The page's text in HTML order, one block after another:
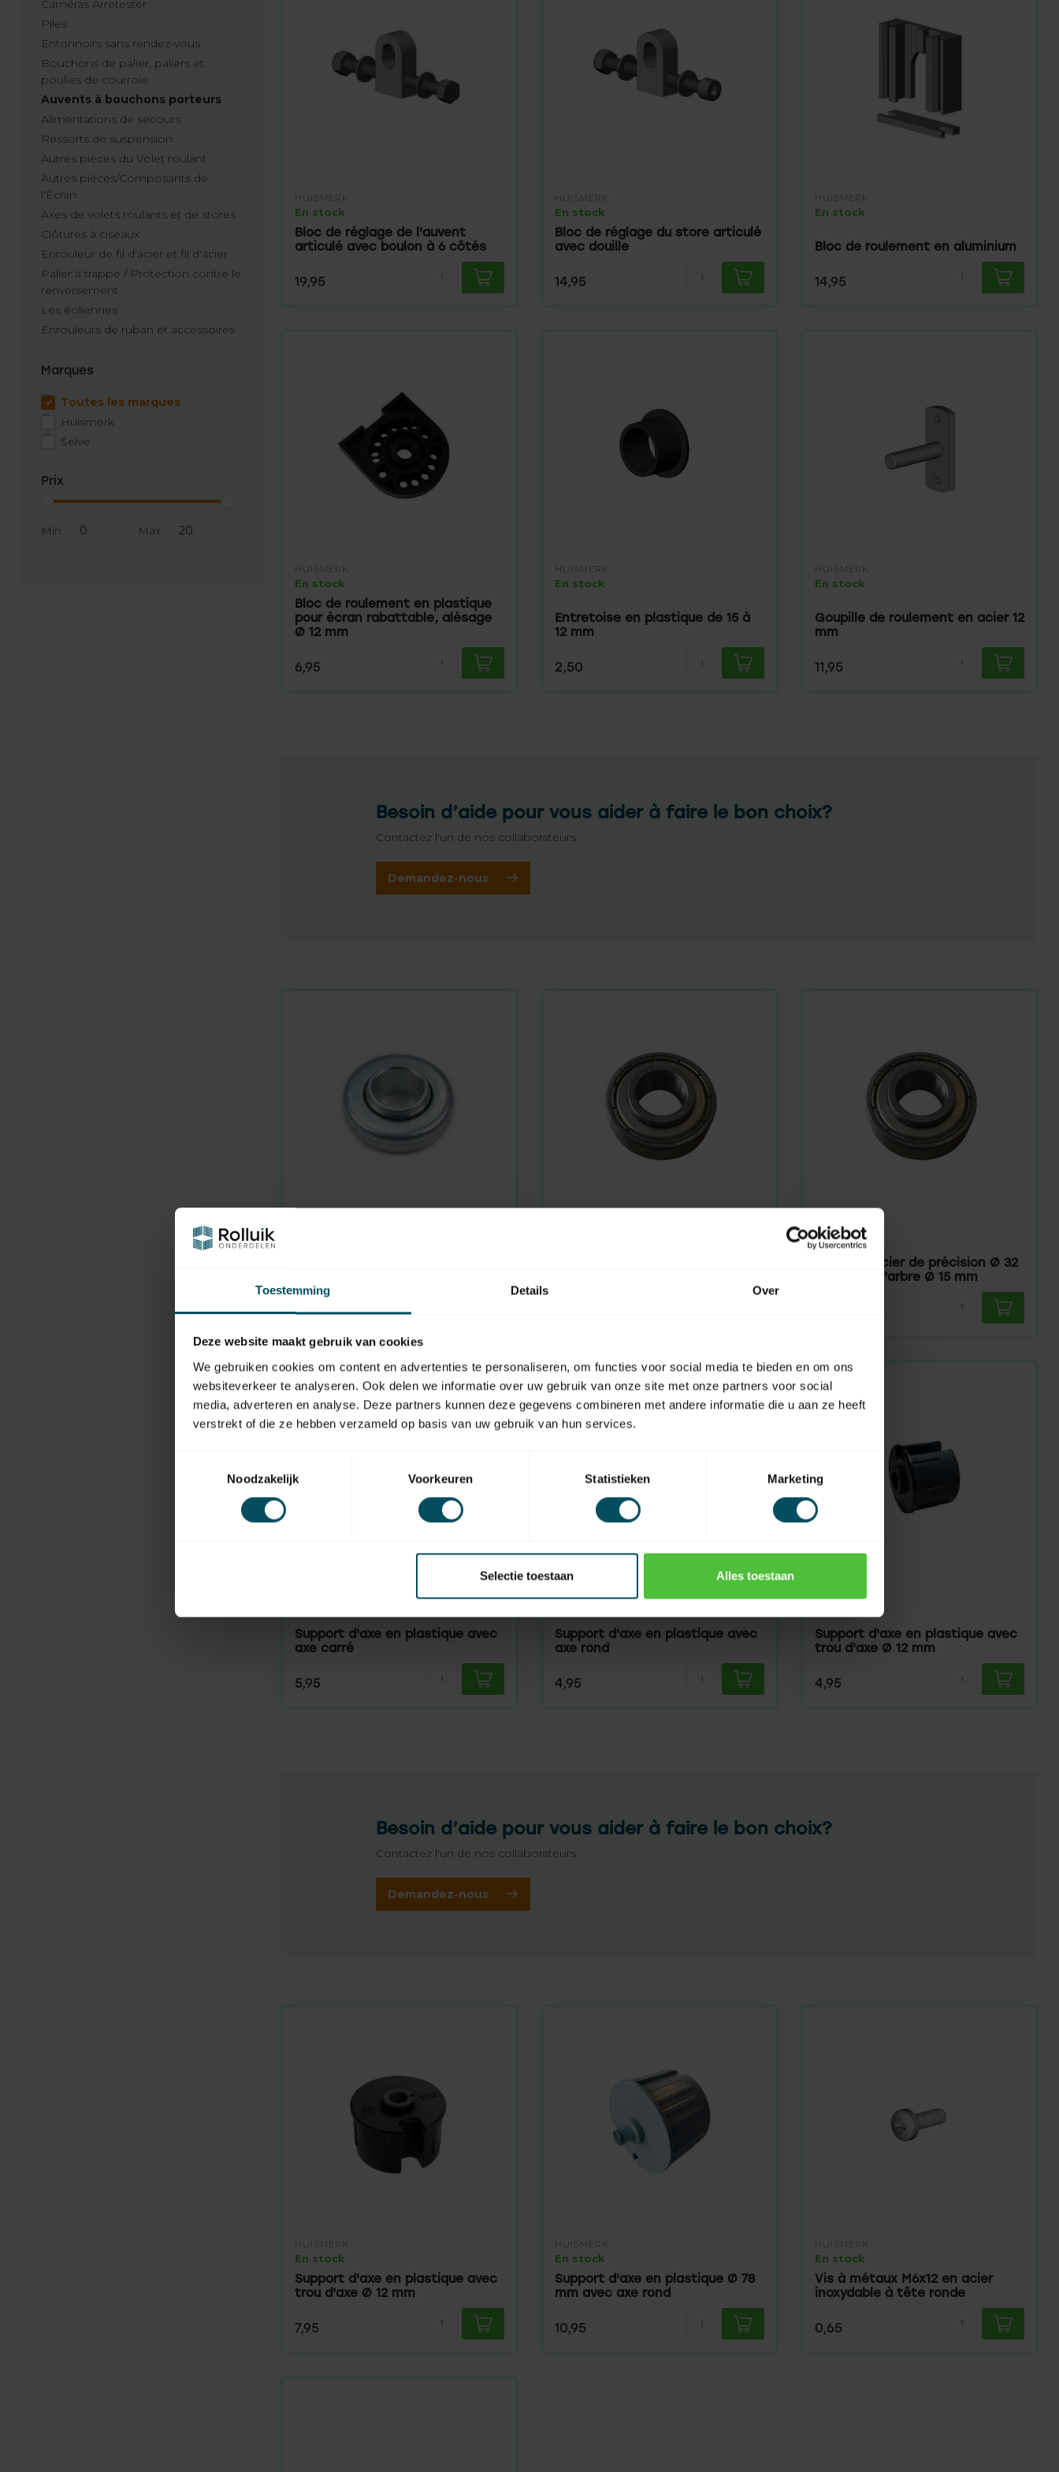
Toestemming Details Over
Deze website maakt gebruik van cookies
We gebruiken cookies om content en advertenties te personaliseren, om functies voor social media te bieden en om ons
websiteverkeer te analyseren. Ook delen we informatie over uw gebruik van onze site met onze partners voor social
media, adverteren en analyse. Deze partners kunnen deze gegevens combineren met andere informatie die u aan ze heeft
verstrekt of die ze hebben verzameld op basis van uw gebruik van hun services.
Noodzakelijk
Voorkeuren Statistieken Marketing
Selectie toestaan Alles toestaan
Caméras Arretester
Piles
Entonnoirs sans rendez-vous
Bouchons de palier, paliers et
poulies de courroie
Auvents à bouchons porteurs
Alimentations de secours
Ressorts de suspension
Autres pièces du Volet roulant
Autres pièces/Composants de
l'Écran
Axes de volets roulants et de stores
Clôtures à ciseaux
Enrouleur de fil d'acier et fil d'acier
Palier à trappe / Protection contre le
renversement
Les éoliennes
Enrouleurs de ruban et accessoires
Marques
Toutes les marques
Huismerk
Selve
Prix
Min Max
HUISMERK
En stock
Bloc de réglage de l'auvent
articulé avec boulon à 6 côtés
19,95
HUISMERK
En stock
Bloc de réglage du store articulé
avec douille
14,95
HUISMERK
En stock
Bloc de roulement en aluminium
14,95
HUISMERK
En stock
Bloc de roulement en plastique
pour écran rabattable, alésage
Ø 12 mm
6,95
HUISMERK
En stock
Entretoise en plastique de 15 à
12 mm
2,50
HUISMERK
En stock
Goupille de roulement en acier 12
mm
11,95
Besoin d’aide pour vous aider à faire le bon choix?
Contactez l'un de nos collaborateurs
Demandez-nous
4,95
SELVE
En stock
Palier en acier de précision Ø 32
mm, trou d'arbre Ø 15 mm
Support d'axe en plastique avec
axe carré
5,95
HUISMERK
Support d'axe en plastique avec
axe rond
4,95
HUISMERK
Support d'axe en plastique avec
trou d'axe Ø 12 mm
4,95
Besoin d’aide pour vous aider à faire le bon choix?
Contactez l'un de nos collaborateurs
Demandez-nous
HUISMERK
En stock
Support d'axe en plastique avec
trou d'axe Ø 12 mm
7,95
HUISMERK
En stock
Support d'axe en plastique Ø 78
mm avec axe rond
10,95
HUISMERK
En stock
Vis à métaux M6x12 en acier
inoxydable à tête ronde
0,65